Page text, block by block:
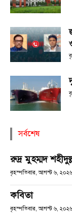
সর্বশেষ
রুদ্র মুহম্মদ
বৃহস্পতিবার, আগস্ট ৬,
কবিতা
বৃহস্পতিবার, আগস্ট ৬,